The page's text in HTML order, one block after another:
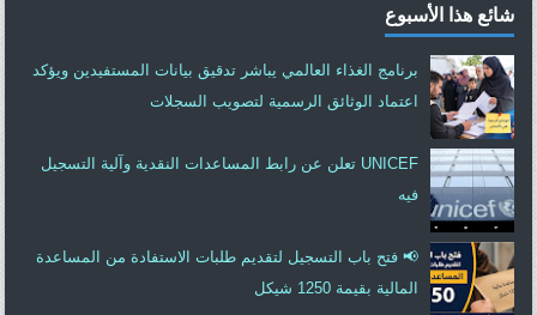
شائع هذا الأسبوع
برنامج الغذاء العالمي يباشر تدقيق بيانات المستفيدين ويؤكد
اعتماد الوثائق الرسمية لتصويب السجلات
UNICEF تعلن عن رابط المساعدات النقدية وآلية التسجيل
فيه
📢 فتح باب التسجيل لتقديم طلبات الاستفادة من المساعدة
المالية بقيمة 1250 شيكل